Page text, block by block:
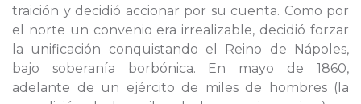
traición y decidió accionar por su cuenta. Como por
el norte un convenio era irrealizable, decidió forzar
la unificación conquistando el Reino de Nápoles,
bajo soberanía borbónica. En mayo de 1860,
adelante de un ejército de miles de hombres (la